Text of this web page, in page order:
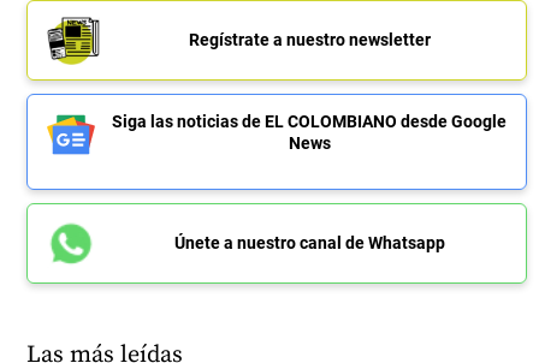
Regístrate a nuestro newsletter
Siga las noticias de EL COLOMBIANO desde Google
News
Únete a nuestro canal de Whatsapp
Las más leídas